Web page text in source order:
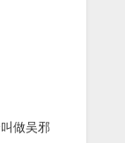
做吴邪